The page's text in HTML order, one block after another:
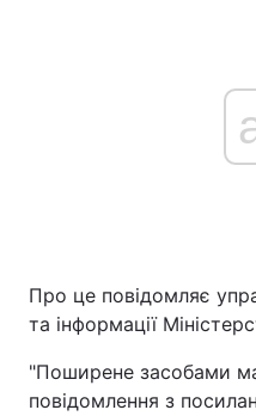
Про це повідомляє
та інформації
"Поширене засобами
повідомлення з